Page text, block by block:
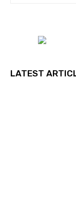
LATEST